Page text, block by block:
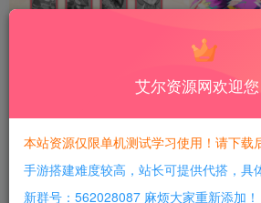
Video load failed
首页 游戏分享 手游资源 正文
艾尔资源网欢迎您
本站资源仅限单机测试学习使用！请下载
手游搭建难度较高，站长可提供代搭，具
新群号：562028087 麻烦大家重新添加！